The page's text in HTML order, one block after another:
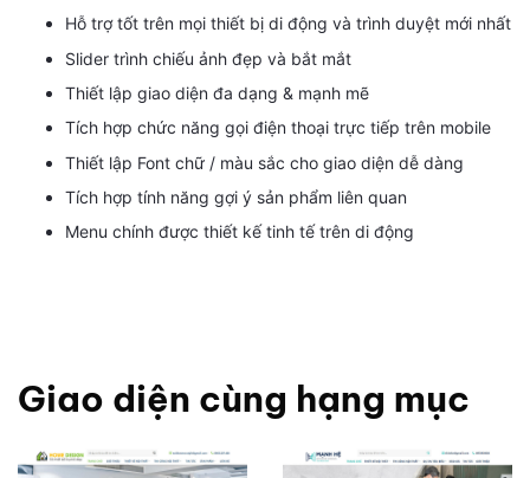
Hỗ trợ tốt trên mọi thiết bị di động và trình duyệt mới nhất
Slider trình chiếu ảnh đẹp và bắt mắt
Thiết lập giao diện đa dạng & mạnh mẽ
Tích hợp chức năng gọi điện thoại trực tiếp trên mobile
Thiết lập Font chữ / màu sắc cho giao diện dễ dàng
Tích hợp tính năng gợi ý sản phẩm liên quan
Menu chính được thiết kế tinh tế trên di động
Giao diện cùng hạng mục